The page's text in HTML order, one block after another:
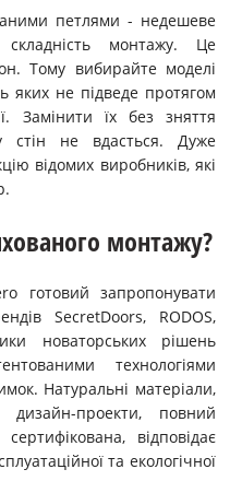
петлями - недешеве
монтажу. Це
Тому вибирайте моделі
яких не підведе протягом
Замінити їх без зняття
стін не вдасться. Дуже
відомих виробників, які
монтажу?
готовий запропонувати
SecretDoors, RODOS,
новаторських рішень
технологіями
Натуральні матеріали,
дизайн-проекти, повний
відповідає
та екологічної